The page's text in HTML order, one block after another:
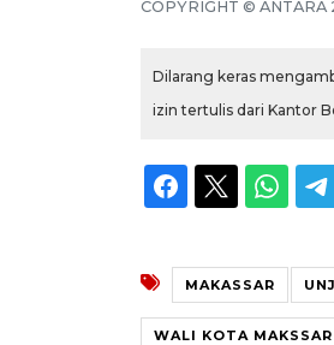
COPYRIGHT © ANTARA
Dilarang keras
izin tertulis dari Kantor
MAKASSAR
WALI KOTA MAKSSAR